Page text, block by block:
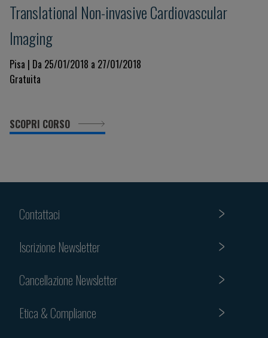
Translational Non-invasive Cardiovascular
Imaging
Pisa | Da 25/01/2018 a 27/01/2018
Gratuita
SCOPRI CORSO
Contattaci
Iscrizione Newsletter
Cancellazione Newsletter
Etica & Compliance